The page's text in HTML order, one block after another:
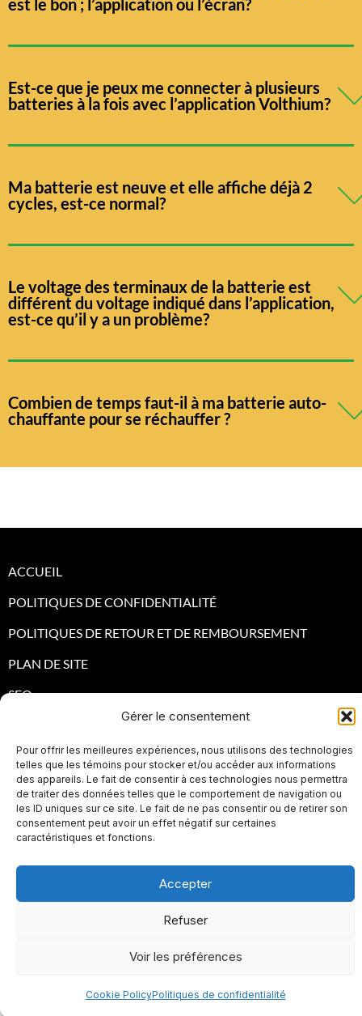
Gérer le consentement
Pour offrir les meilleures expériences, nous utilisons des technologies
telles que les témoins pour stocker et/ou accéder aux informations
des appareils. Le fait de consentir à ces technologies nous permettra
de traiter des données telles que le comportement de navigation ou
les ID uniques sur ce site. Le fait de ne pas consentir ou de retirer son
consentement peut avoir un effet négatif sur certaines
caractéristiques et fonctions.
Accepter
Refuser
Voir les préférences
Cookie PolicyPolitiques de confidentialité
est le bon ; l’application ou l’écran?
Est-ce que je peux me connecter à plusieurs
batteries à la fois avec l’application Volthium?
Ma batterie est neuve et elle affiche déjà 2
cycles, est-ce normal?
Le voltage des terminaux de la batterie est
différent du voltage indiqué dans l’application,
est-ce qu’il y a un problème?
Combien de temps faut-il à ma batterie auto-
chauffante pour se réchauffer ?
ACCUEIL
POLITIQUES DE CONFIDENTIALITÉ
POLITIQUES DE RETOUR ET DE REMBOURSEMENT
PLAN DE SITE
SEO
n
s
t
g
a
a
c
o
k
o
u
i
n
EN